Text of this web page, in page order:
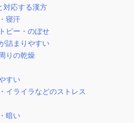
対応する漢方
寝汗
ピー・のぼせ
詰まりやすい
りの乾燥
すい
イライラなどのストレス
暗い